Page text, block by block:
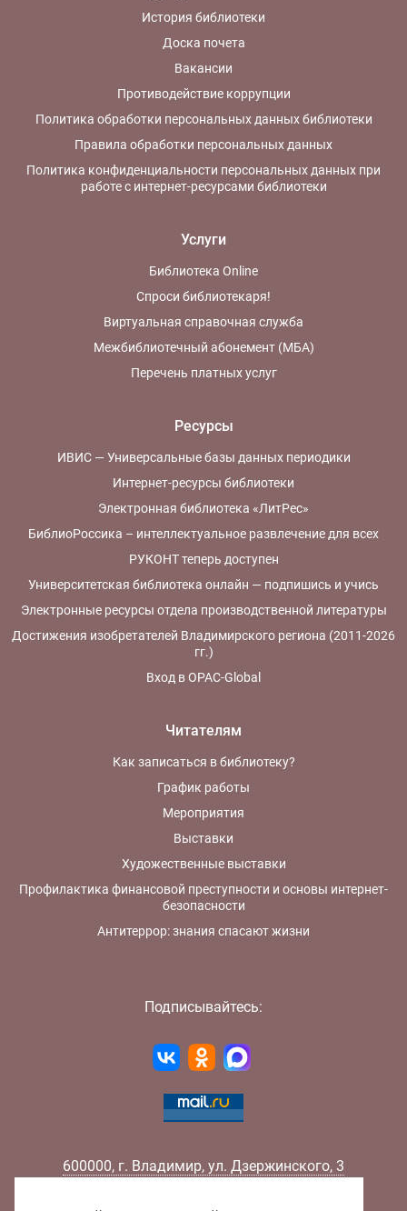
История библиотеки
Доска почета
Вакансии
Противодействие коррупции
Политика обработки персональных данных библиотеки
Правила обработки персональных данных
Политика конфиденциальности персональных данных при
работе с интернет-ресурсами библиотеки
Услуги
Библиотека Online
Спроси библиотекаря!
Виртуальная справочная служба
Межбиблиотечный абонемент (МБА)
Перечень платных услуг
Ресурсы
ИВИС — Универсальные базы данных периодики
Интернет-ресурсы библиотеки
Электронная библиотека «ЛитРес»
БиблиоРоссика – интеллектуальное развлечение для всех
РУКОНТ теперь доступен
Университетская библиотека онлайн — подпишись и учись
Электронные ресурсы отдела производственной литературы
Достижения изобретателей Владимирского региона (2011-2026
гг.)
Вход в OPAC-Global
Читателям
Как записаться в библиотеку?
График работы
Мероприятия
Выставки
Художественные выставки
Профилактика финансовой преступности и основы интернет-
безопасности
Антитеррор: знания спасают жизни
Подписывайтесь:
600000, г. Владимир, ул. Дзержинского, 3